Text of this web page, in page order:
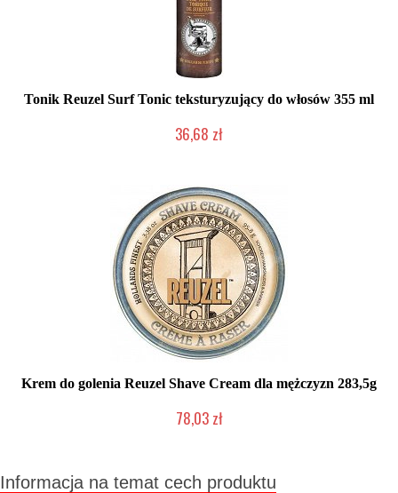
Tonik Reuzel Surf Tonic teksturyzujący do włosów 355 ml
36,68 zł
Krem do golenia Reuzel Shave Cream dla mężczyzn 283,5g
78,03 zł
Informacja na temat cech produktu